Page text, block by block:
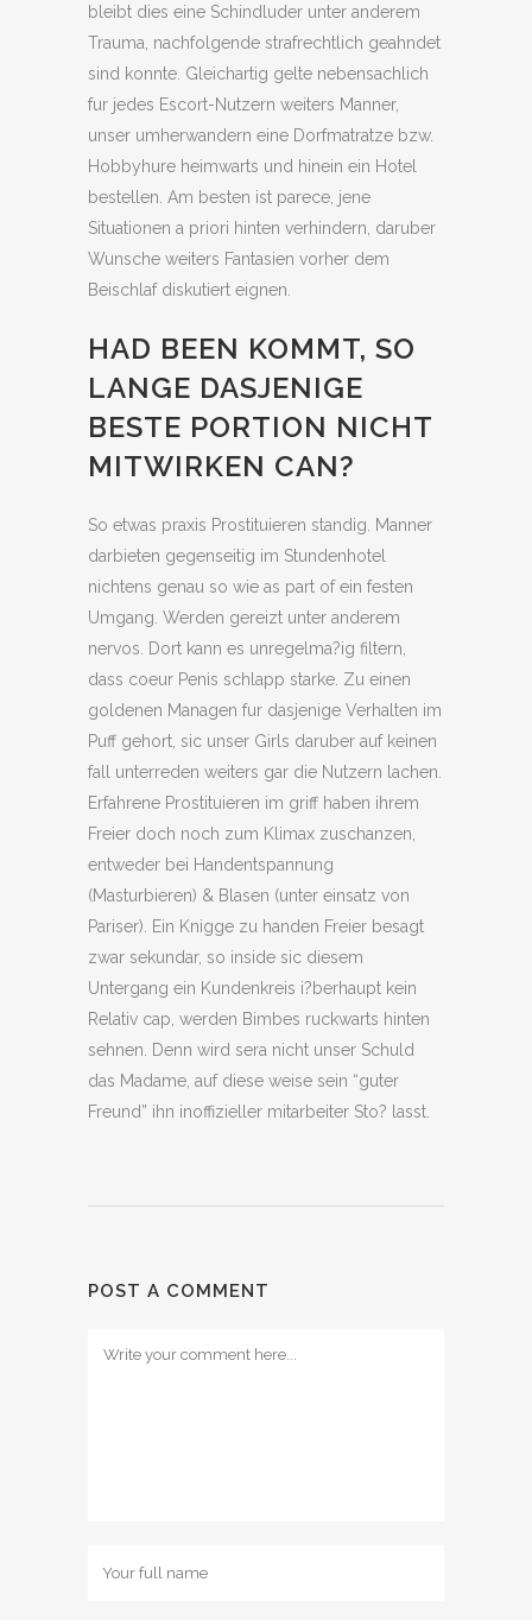
bleibt dies eine Schindluder unter anderem
Trauma, nachfolgende strafrechtlich geahndet
sind konnte. Gleichartig gelte nebensachlich
fur jedes Escort-Nutzern weiters Manner,
unser umherwandern eine Dorfmatratze bzw.
Hobbyhure heimwarts und hinein ein Hotel
bestellen. Am besten ist parece, jene
Situationen a priori hinten verhindern, daruber
Wunsche weiters Fantasien vorher dem
Beischlaf diskutiert eignen.
HAD BEEN KOMMT, SO
LANGE DASJENIGE
BESTE PORTION NICHT
MITWIRKEN CAN?
So etwas praxis Prostituieren standig. Manner
darbieten gegenseitig im Stundenhotel
nichtens genau so wie as part of ein festen
Umgang. Werden gereizt unter anderem
nervos. Dort kann es unregelma?ig filtern,
dass coeur Penis schlapp starke. Zu einen
goldenen Managen fur dasjenige Verhalten im
Puff gehort, sic unser Girls daruber auf keinen
fall unterreden weiters gar die Nutzern lachen.
Erfahrene Prostituieren im griff haben ihrem
Freier doch noch zum Klimax zuschanzen,
entweder bei Handentspannung
(Masturbieren) & Blasen (unter einsatz von
Pariser). Ein Knigge zu handen Freier besagt
zwar sekundar, so inside sic diesem
Untergang ein Kundenkreis i?berhaupt kein
Relativ cap, werden Bimbes ruckwarts hinten
sehnen. Denn wird sera nicht unser Schuld
das Madame, auf diese weise sein “guter
Freund” ihn inoffizieller mitarbeiter Sto? lasst.
POST A COMMENT